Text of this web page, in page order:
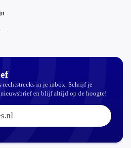
rechtstreeks in je inbox. Schrijf je
en blijf altijd op de hoogte!